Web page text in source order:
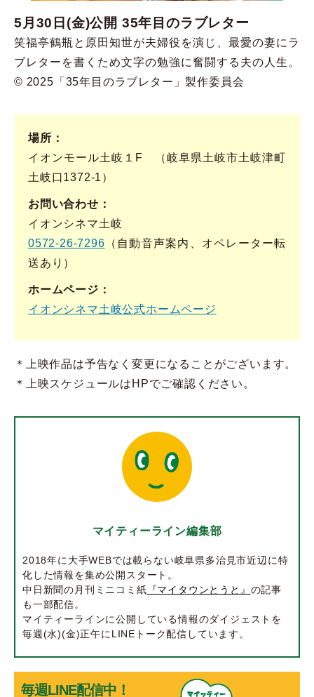
5月30日(金)公開 35年目のラブレター
笑福亭鶴瓶と原田知世が夫婦役を演じ、最愛の妻にラ
ブレターを書くため文字の勉強に奮闘する夫の人生。
© 2025「35年目のラブレター」製作委員会
場所
イオンモール土岐１F （岐阜県土岐市土岐津町
土岐口1372-1）
お問い合わせ
イオンシネマ土岐
0572-26-7296 （自動音声案内、オペレーター転
送あり）
ホームページ
イオンシネマ土岐公式ホームページ
＊上映作品は予告なく変更になることがございます。
＊上映スケジュールはHPでご確認ください。
マイティーライン編集部
2018年に大手WEBでは載らない岐阜県多治見市近辺に特
化した情報を集め公開スタート。
中日新聞の月刊ミニコミ紙 『マイタウンとうと』 の記事
も一部配信。
マイティーラインに公開している情報のダイジェストを
毎週(水)(金)正午にLINEトーク配信しています。
毎週LINE配信中！